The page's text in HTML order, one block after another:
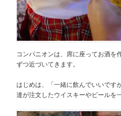
コンパニオンは、席に座ってお酒を
ずつ近づいてきます。
はじめは、「一緒に飲んでいいです
達が注文したウイスキーやビールを